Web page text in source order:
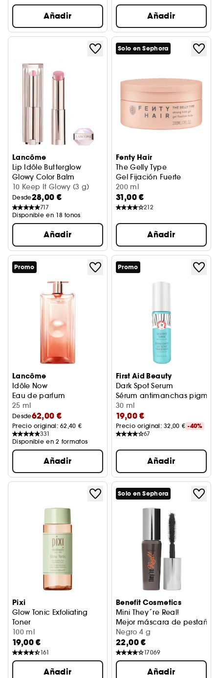
Añadir Añadir
Lancôme
Lip Idôle Butterglow
Glowy Color Balm
Bálsamo labial
10 Keep It Glowy (3 g)
Desde28,00 €
717
Disponible en 18 tonos
Añadir
Solo en Sephora
Fenty Hair
The Gelly Type
Gel Fijación Fuerte
200 ml
31,00 €
212
Añadir
Promo
Lancôme
Idôle Now
Eau de parfum
25 ml
Desde62,00 €
Precio original: 62,40 €
331
Disponible en 2 formatos
Añadir
Promo
First Aid Beauty
Dark Spot Serum
Sérum antimanchas
30 ml
19,00 €
Precio original: 32,00 € -40%
67
Añadir
Pixi
Glow Tonic Exfoliating
Toner
Loción tónica exfoliante
100 ml
19,00 €
161
Añadir
Solo en Sephora
Benefit Cosmetics
Mini They´re Real!
Mejor máscara de pestañas
Negro 4 g
22,00 €
17069
Añadir